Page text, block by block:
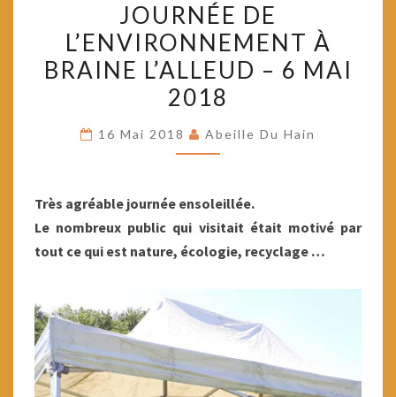
DE
L’ENVIRONNEMENT
À
BRAINE
–
2018
JOURNÉE DE
L’ENVIRONNEMENT À
BRAINE L’ALLEUD – 6 MAI
2018
16 Mai 2018 Abeille Du Hain
Très agréable journée ensoleillée.
Le nombreux public qui visitait était motivé par
tout ce qui est nature, écologie, recyclage …